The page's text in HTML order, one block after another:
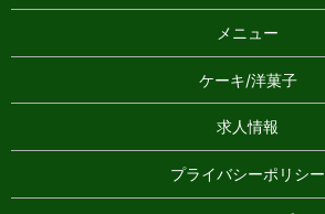
メニュー
ケーキ/洋菓子
求人情報
プライバシーポリシー